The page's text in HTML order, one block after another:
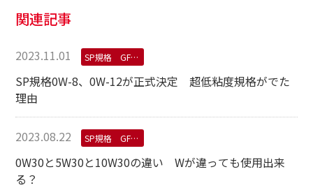
関連記事
2023.11.01 SP規格 GF-6規格
SP規格0W-8、0W-12が正式決定 超低粘度規格がでた
理由
2023.08.22 SP規格 GF-6規格
0W30と5W30と10W30の違い Wが違っても使用出来
る？